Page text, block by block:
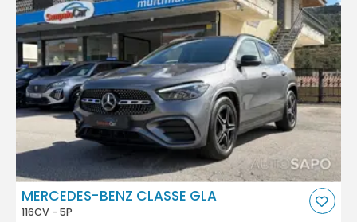
MERCEDES-BENZ CLASSE GLA
116CV - 5P